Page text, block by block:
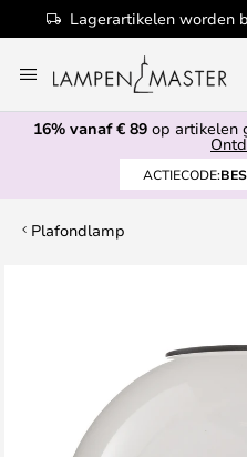
Lagerartikelen worden
naar
de
inhoud
16% vanaf € 89 op artikelen
ACTIECODE:
Plafondlamp
afbeeldingen-